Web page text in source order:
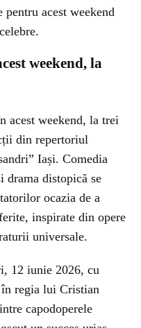
acest weekend
weekend, la
weekend, la trei
din repertoriul
Iași. Comedia
drama distopică se
ocazia de a
inspirate din opere
universale.
12 iunie 2026, cu
în regia lui Cristian
capodoperele